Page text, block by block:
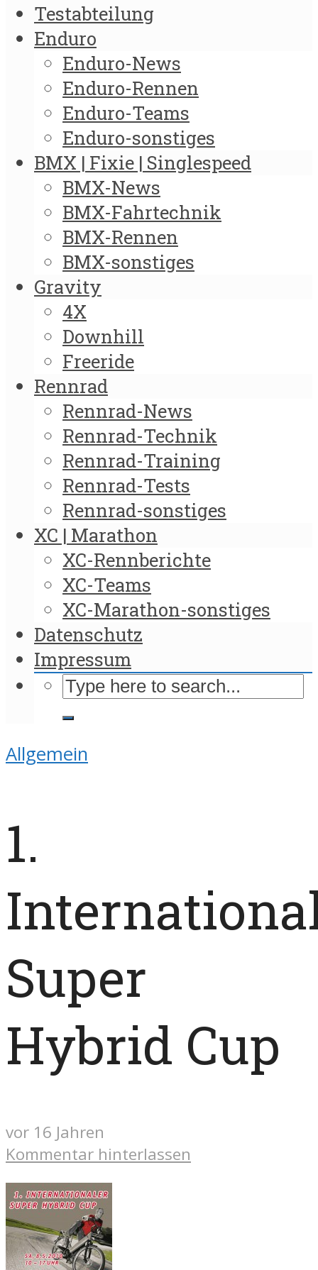
Testabteilung
Enduro
Enduro-News
Enduro-Rennen
Enduro-Teams
Enduro-sonstiges
BMX | Fixie | Singlespeed
BMX-News
BMX-Fahrtechnik
BMX-Rennen
BMX-sonstiges
Gravity
4X
Downhill
Freeride
Rennrad
Rennrad-News
Rennrad-Technik
Rennrad-Training
Rennrad-Tests
Rennrad-sonstiges
XC | Marathon
XC-Rennberichte
XC-Teams
XC-Marathon-sonstiges
Datenschutz
Impressum
Allgemein
1.
Super
Hybrid Cup
vor 16 Jahren
Kommentar hinterlassen